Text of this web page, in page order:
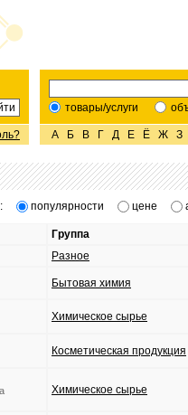
товары/услуги
А Б В Г Д Е Ё Ж З
популярности цене
Группа
Разное
Бытовая химия
Химическое сырье
Косметическая продукция
Химическое сырье